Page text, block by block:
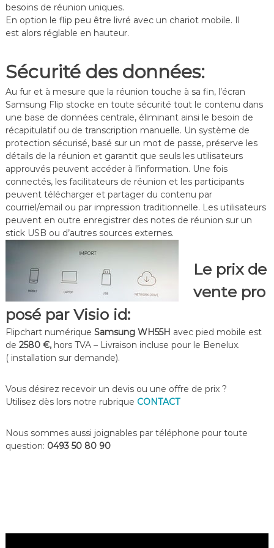
besoins de réunion uniques.
En option le flip peu être livré avec un chariot mobile. Il
est alors réglable en hauteur.
Sécurité des données:
Au fur et à mesure que la réunion touche à sa fin, l’écran
Samsung Flip stocke en toute sécurité tout le contenu dans
une base de données centrale, éliminant ainsi le besoin de
récapitulatif ou de transcription manuelle. Un système de
protection sécurisé, basé sur un mot de passe, préserve les
détails de la réunion et garantit que seuls les utilisateurs
approuvés peuvent accéder à l’information. Une fois
connectés, les facilitateurs de réunion et les participants
peuvent télécharger et partager du contenu par
courriel/email ou par impression traditionnelle. Les utilisateurs
peuvent en outre enregistrer des notes de réunion sur un
stick USB ou d’autres sources externes.
Le prix de
vente pro
posé par Visio id:
Flipchart numérique Samsung WH55H avec pied mobile est
de 2580 €,hors TVA – Livraison incluse pour le Benelux.
( installation sur demande).
Vous désirez recevoir un devis ou une offre de prix ?
Utilisez dès lors notre rubrique CONTACT
Nous sommes aussi joignables par téléphone pour toute
question: 0493 50 80 90